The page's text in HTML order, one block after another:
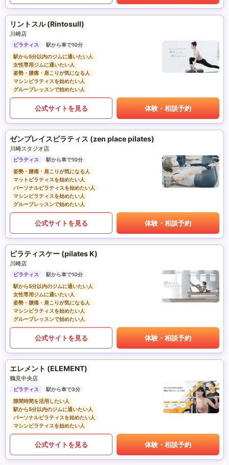
リントスル (Rintosull)
川崎店
ピラティス
駅から車で10分
駅から5分以内のジムに通いたい人
女性専用ジムに通いたい人
姿勢・腰痛・肩こりが気になる人
マシンピラティスを始めたい人
グループレッスンで始めたい人
公式サイトを見る 体験・相談予約
ゼンプレイスピラティス (zen place pilates)
川崎スタジオ店
ピラティス
駅から車で10分
姿勢・腰痛・肩こりが気になる人
マットピラティスを始めたい人
パーソナルピラティスを始めたい人
マシンピラティスを始めたい人
グループレッスンで始めたい人
公式サイトを見る 体験・相談予約
ピラティスケー (pilates K)
川崎店
ピラティス
駅から車で10分
駅から5分以内のジムに通いたい人
女性専用ジムに通いたい人
姿勢・腰痛・肩こりが気になる人
マシンピラティスを始めたい人
グループレッスンで始めたい人
公式サイトを見る 体験・相談予約
エレメント (ELEMENT)
鶴見中央店
ピラティス
駅から車で3分
隙間時間を活用したい人
駅から5分以内のジムに通いたい人
パーソナルピラティスを始めたい人
マシンピラティスを始めたい人
公式サイトを見る 体験・相談予約